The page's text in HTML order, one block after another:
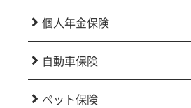
個人年金保険
自動車保険
ペット保険